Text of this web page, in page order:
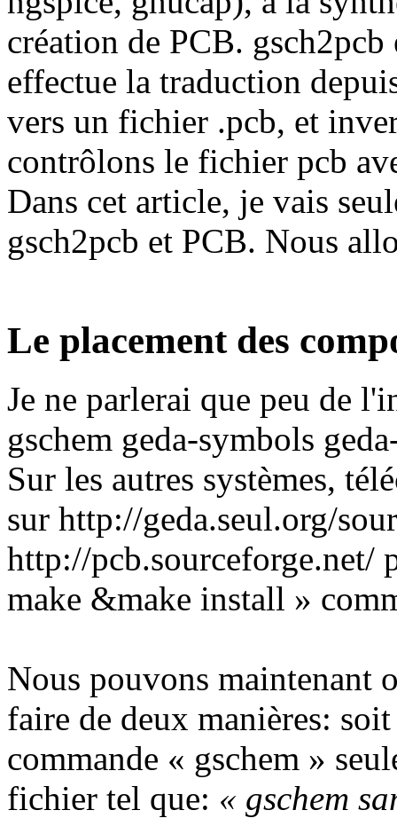
création de PCB.
effectue la traduction
vers un fichier .pcb, et
contrôlons le fichier pcb
Dans cet article, je vais
gsch2pcb et PCB. Nous
Le placement des
Je ne parlerai que peu de
gschem geda-symbols
Sur les autres systèmes,
sur http://geda.seul.org/
http://pcb.sourceforge.net/
make &make install »
Nous pouvons maintenant
faire de deux manières:
commande « gschem »
fichier tel que: « gschem